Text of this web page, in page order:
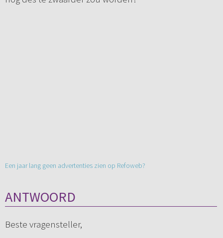
Een jaar lang geen advertenties zien op Refoweb?
ANTWOORD
Beste vragensteller,